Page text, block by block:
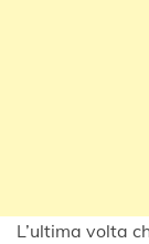
L’ultima volta